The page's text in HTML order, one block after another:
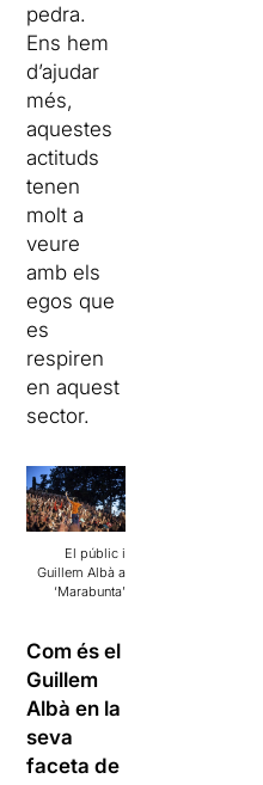
pedra.
Ens hem
d’ajudar
més,
aquestes
actituds
tenen
molt a
veure
amb els
egos que
es
respiren
en aquest
sector.
El públic i
Guillem Albà a
‘Marabunta’
Com és el
Guillem
Albà en la
seva
faceta de